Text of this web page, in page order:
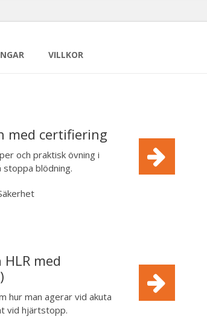
VILLKOR
med certifiering
och praktisk övning i
blödning.
med
hur man agerar vid akuta
vid hjärtstopp.